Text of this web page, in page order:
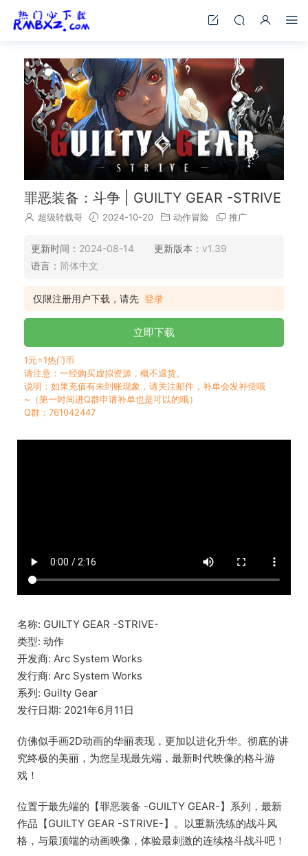
罪恶装备：斗争 | GUILTY GEAR -STRIVE
超级转载哥 2024-10-20 动作冒险 推广
更新时间： 2024-08-14 更新版本： v1.39
语言： 简体中文
仅限注册用户下载，请先 登录
立即下载
1元=1热门币
请注意：一经购买虚拟资源，概不退货。
说明：如果充值有未到账现象，请关注邮件，补单会发补偿哦
~（第一时间进Q群申请补单也是可以的哦）
Q群：761042447
名称: GUILTY GEAR -STRIVE-
类型: 动作
开发商: Arc System Works
发行商: Arc System Works
系列: Guilty Gear
发行日期: 2021年6月11日
仿佛似手画2D动画的华丽表现，更加以进化升华。彻底的讲
究终极的美丽，为您呈现最先端，最新时代映像的格斗游
戏！
位置于最先端的【罪恶装备 -GUILTY GEAR-】系列，最新
作品【GUILTY GEAR -STRIVE-】。以重新洗练的战斗风
格，与最顶端的动画映像，体验最刺激的连续格斗战斗吧！